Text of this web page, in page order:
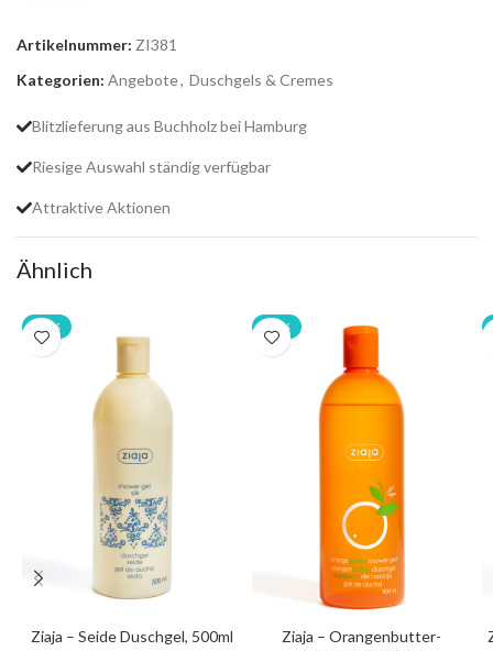
Artikelnummer: ZI381
Kategorien: Angebote, Duschgels & Cremes
Blitzlieferung aus Buchholz bei Hamburg
Riesige Auswahl ständig verfügbar
Attraktive Aktionen
Ähnlich
-20%
Ziaja – Seide Duschgel, 500ml
-20%
Ziaja – Orangenbutter-